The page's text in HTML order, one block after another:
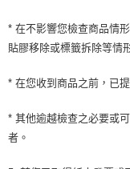
* 在不影響您檢查商品情
貼膠移除或標籤拆除等情
* 在您收到商品之前，已
* 其他逾越檢查之必要或
者。